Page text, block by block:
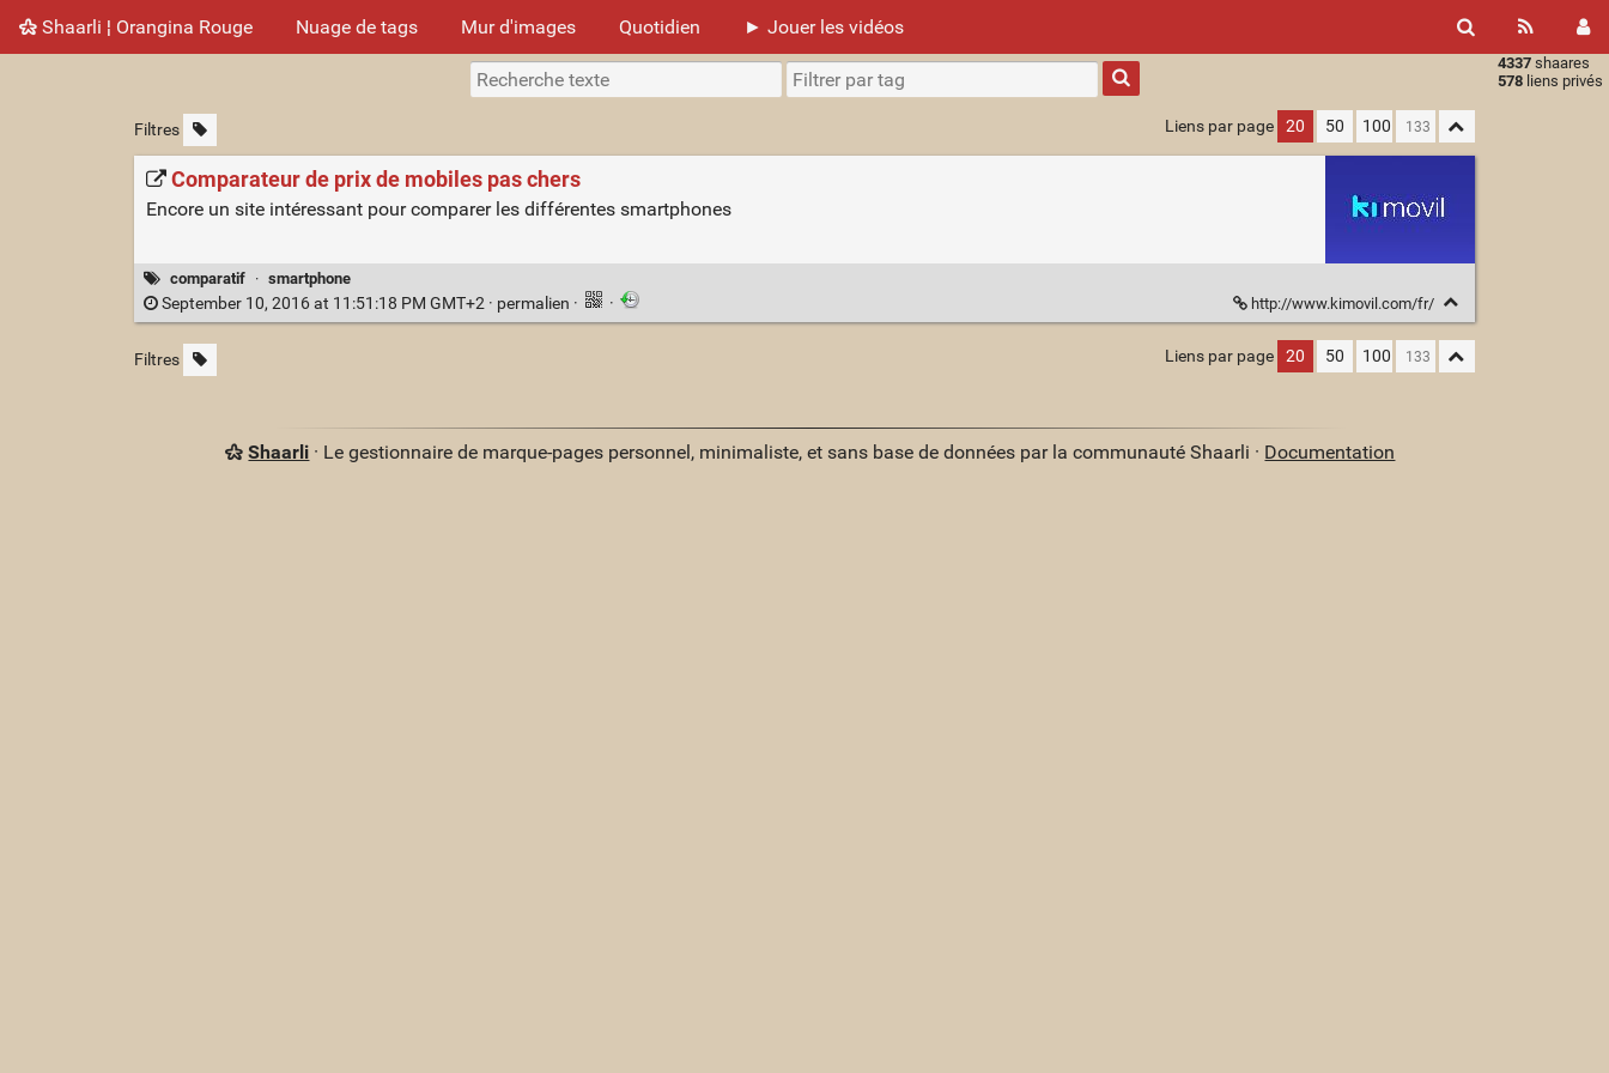
Shaarli ¦ Orangina Rouge Nuage de tags Mur d'images Quotidien ► Jouer les vidéos
4337 shaares
578 liens privés
Type 1 or
more
characters
results.
Filtres Liens par page 20 50 100
Comparateur de prix de mobiles pas chers
Encore un site intéressant pour comparer les différentes smartphones
comparatif · smartphone
September 10, 2016 at 11:51:18 PM GMT+2 · permalien · · http://www.kimovil.com/fr/
Filtres Liens par page 20 50 100
Shaarli · Le gestionnaire de marque-pages personnel, minimaliste, et sans base de données par la communauté Shaarli · Documentation